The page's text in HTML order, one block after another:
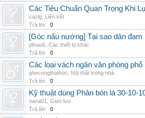
Các Tiêu Chuẩn Quan Trọng Khi
cazlg Liên kết
Trả lời:
0
[Góc nấu nướng] Tại sao dân
pthao6 Các thiết bị khác
Trả lời:
0
Các loại vách ngăn văn phòng phổ
ghecongthaihoc
Nội thất trong nhà
Trả lời:
0
Kỹ thuật dùng Phân bón lá 30-10-
nana01
Giao lưu
Trả lời:
0